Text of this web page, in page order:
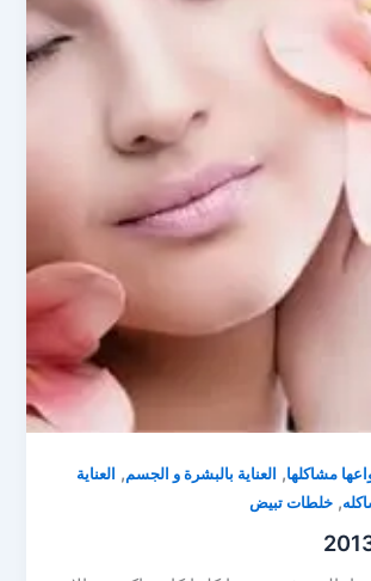
مشاكلها, العناية بالبشرة و الجسم, العناية
,خلطات تبيض